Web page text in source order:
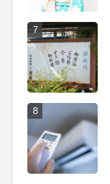
7
8